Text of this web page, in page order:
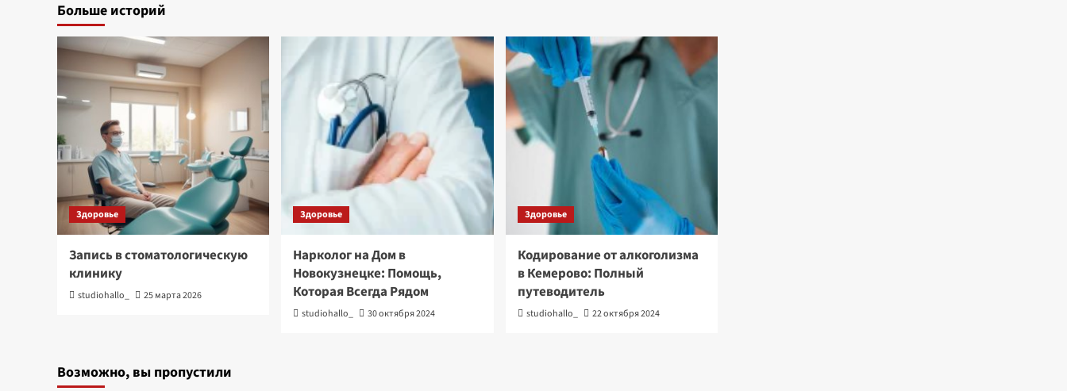
Больше историй
Здоровье
Запись в стоматологическую
клинику
studiohallo_ 25 марта 2026
Здоровье
Нарколог на Дом в
Новокузнецке: Помощь,
Которая Всегда Рядом
studiohallo_ 30 октября 2024
Здоровье
Кодирование от алкоголизма
в Кемерово: Полный
путеводитель
studiohallo_ 22 октября 2024
Возможно, вы пропустили